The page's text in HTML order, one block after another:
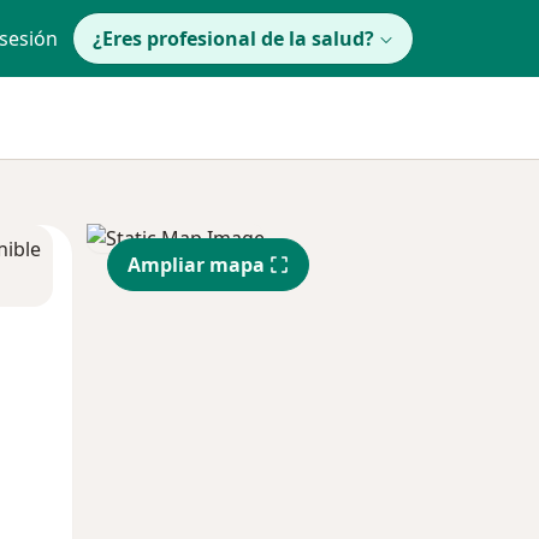
¿Eres profesional de la salud?
Ampliar mapa